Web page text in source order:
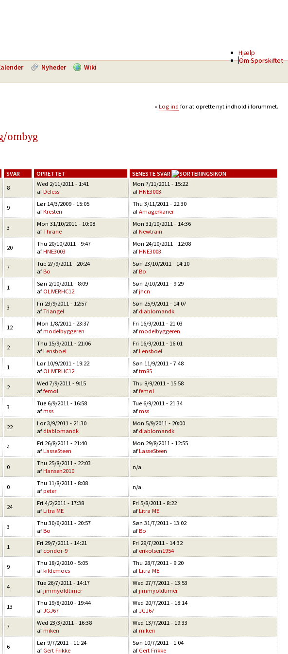
Hjælp
Om Sporskiftet
Nyheder Wiki
Log ind for at oprette nyt indhold i forummet.
ombyg
SVAR OPRETTET SENESTE SVAR
8
Wed 2/11/2011 - 1:41
afDefess
Mon 7/11/2011 - 15:22
afHNE3003
9
Lør 14/3/2009 - 15:05
afKresten
Thu 3/11/2011 - 22:30
afAmagerkaner
3
Mon 31/10/2011 - 10:08
afThrane
Mon 31/10/2011 - 14:36
afNewtrain
20
Thu 20/10/2011 - 9:47
afHNE3003
Mon 24/10/2011 - 12:08
afHNE3003
7
Tue 27/9/2011 - 20:24
afBo
Søn 23/10/2011 - 14:10
afBo
1
Søn 2/10/2011 - 8:09
af OLIVERHC12
Søn 2/10/2011 - 9:29
afjhcn
3
Fri 23/9/2011 - 12:57
afTriangel
Søn 25/9/2011 - 14:07
af diablomandk
12
Mon 1/8/2011 - 23:37
afmodelbyggeren
Fri 16/9/2011 - 21:03
afmodelbyggeren
2
Thu 15/9/2011 - 21:06
afLensboel
Fri 16/9/2011 - 16:01
afLensboel
1
Lør 10/9/2011 - 19:22
af OLIVERHC12
Søn 11/9/2011 - 7:48
aftrn85
2
Wed 7/9/2011 - 9:15
affemøl
Thu 8/9/2011 - 15:58
affemøl
3
Tue 6/9/2011 - 16:58
afmss
Tue 6/9/2011 - 21:34
afmss
22
Lør 3/9/2011 - 21:30
af diablomandk
Mon 5/9/2011 - 20:00
af diablomandk
4
Fri 26/8/2011 - 21:40
afLasseSteen
Mon 29/8/2011 - 12:55
afLasseSteen
0
Thu 25/8/2011 - 22:03
afHansen2010
n/a
0
Thu 11/8/2011 - 8:08
afpeter
n/a
24
Fri 4/2/2011 - 17:38
afLitra ME
Fri 5/8/2011 - 8:22
afLitra ME
3
Thu 30/6/2011 - 20:57
afBo
Søn 31/7/2011 - 13:02
afBo
1
Fri 29/7/2011 - 14:21
af condor-9
Fri 29/7/2011 - 14:32
af erikolsen1954
9
Thu 18/2/2010 - 5:05
afkildemoes
Thu 28/7/2011 - 9:20
afLitra ME
4
Tue 26/7/2011 - 14:17
afjimmyoldtimer
Wed 27/7/2011 - 13:53
afjimmyoldtimer
13
Thu 19/8/2010 - 19:44
afJGJ67
Wed 20/7/2011 - 18:14
afJGJ67
7
Wed 23/3/2011 - 16:38
afmiken
Wed 13/7/2011 - 19:33
afmiken
6
Lør 9/7/2011 - 11:24
af Gert Frikke
Søn 10/7/2011 - 1:04
af Gert Frikke